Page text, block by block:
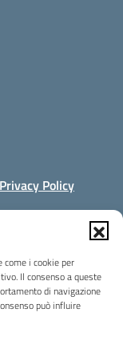
i cookie per
Il consenso a queste
di navigazione
può influire
Privacy Policy